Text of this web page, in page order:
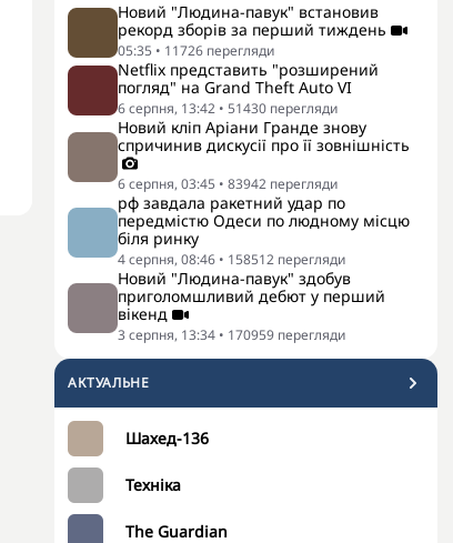
Новий "Людина-павук" встановив
рекорд зборів за перший тиждень
05:35 • 11726 перегляди
Netflix представить "розширений
погляд" на Grand Theft Auto VI
6 серпня, 13:42 • 51430 перегляди
Новий кліп Аріани Гранде знову
спричинив дискусії про її зовнішність
6 серпня, 03:45 • 83942 перегляди
рф завдала ракетний удар по
передмістю Одеси по людному місцю
біля ринку
4 серпня, 08:46 • 158512 перегляди
Новий "Людина-павук" здобув
приголомшливий дебют у перший
вікенд
3 серпня, 13:34 • 170959 перегляди
АКТУАЛЬНЕ
Шахед-136
Техніка
The Guardian